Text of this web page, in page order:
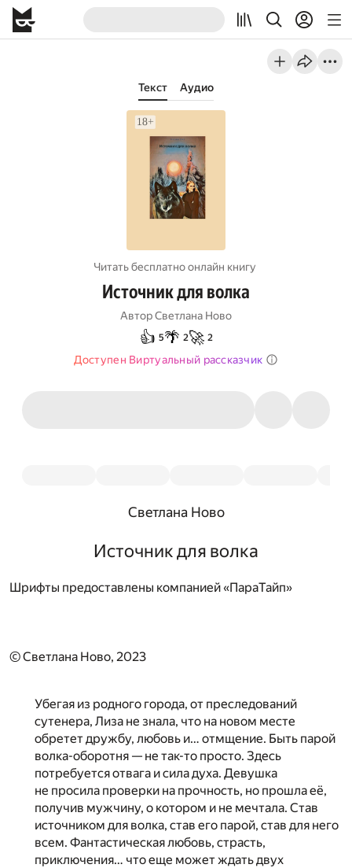
Текст Аудио
Читать бесплатно онлайн книгу
Источник для волка
АвторСветлана Ново
👍 5🌴 2🚀 2
Доступен Виртуальный рассказчик
Светлана Ново
Источник для волка
Шрифты предоставлены компанией «ПараТайп»
© Светлана Ново, 2023
Убегая из родного города, от преследований
сутенера, Лиза не знала, что на новом месте
обретет дружбу, любовь и… отмщение. Быть парой
волка-оборотня — не так-то просто. Здесь
потребуется отвага и сила духа. Девушка
не просила проверки на прочность, но прошла её,
получив мужчину, о котором и не мечтала. Став
источником для волка, став его парой, став для него
всем. Фантастическая любовь, страсть,
приключения… что еще может ждать двух